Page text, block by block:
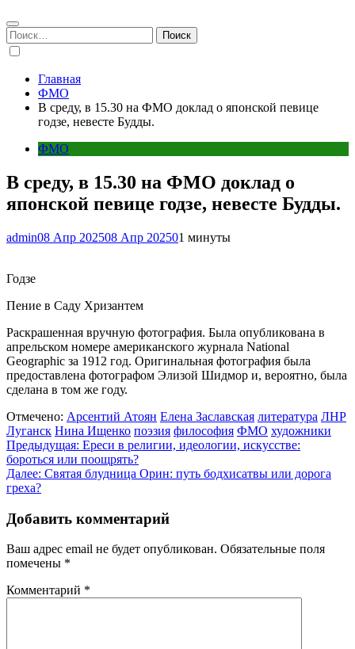
Найти:
Главная
ФМО
В среду, в 15.30 на ФМО доклад о японской певице
годзе, невесте Будды.
ФМО
В среду, в 15.30 на ФМО доклад о
японской певице годзе, невесте Будды.
admin08 Апр 202508 Апр 202501 минуты
Годзе
Пение в Саду Хризантем
Раскрашенная вручную фотография. Была опубликована в
апрельском номере американского журнала National
Geographic за 1912 год. Оригинальная фотография была
предоставлена фотографом Элизой Шидмор и, вероятно, была
сделана в том же году.
Отмечено: Арсентий Атоян Елена Заславская литература ЛНР
Луганск Нина Ищенко поэзия философия ФМО художники
Навигация
по
записям
Предыдущая: Ереси в религии, идеологии, искусстве:
бороться или поощрять?
Далее: Святая блудница Орин: путь бодхисатвы или дорога
греха?
Добавить комментарий
Ваш адрес email не будет опубликован. Обязательные поля
помечены *
Комментарий *